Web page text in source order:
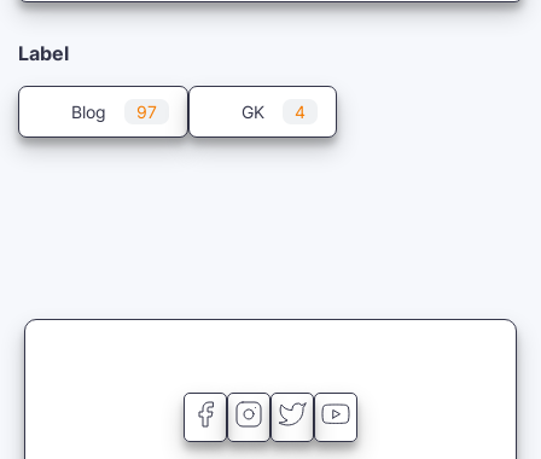
Label
Blog 97 GK 4